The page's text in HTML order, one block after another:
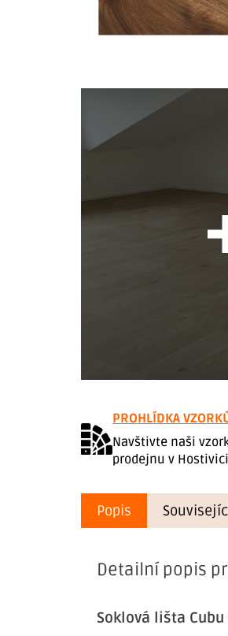
PROHLÍDKA
Navštivte naši
prodejnu v
Popis
Detailní popis
Soklová lišta